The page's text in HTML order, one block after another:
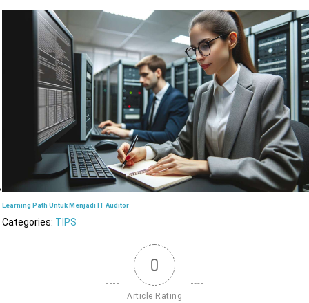
Learning Path Untuk Menjadi IT Auditor
Categories: TIPS
0
Article Rating